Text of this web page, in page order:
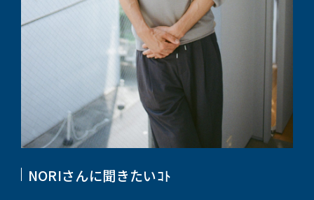
NORIさんに聞きたいｺﾄ